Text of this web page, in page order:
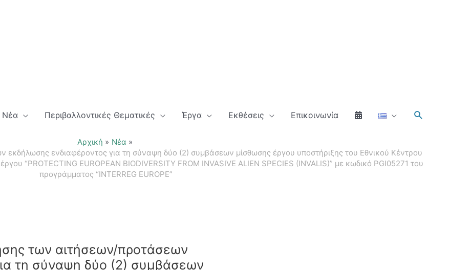
Νέα Περιβαλλοντικές Θεματικές Έργα Εκθέσεις Επικοινωνία
Αρχική
Νέα
εκδήλωσης ενδιαφέροντος για τη σύναψη δύο (2) συμβάσεων μίσθωσης έργου υποστήριξης του Εθνικού Κέντρου
“PROTECTING EUROPEAN BIODIVERSITY FROM INVASIVE ALIEN SPECIES (INVALIS)” με κωδικό PGI05271 του
προγράμματος “INTERREG EUROPE”
των αιτήσεων/προτάσεων
τη σύναψη δύο (2) συμβάσεων